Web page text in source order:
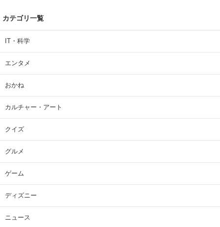
カテゴリ一覧
IT・科学
エンタメ
おかね
カルチャー・アート
クイズ
グルメ
ゲーム
ディズニー
ニュース